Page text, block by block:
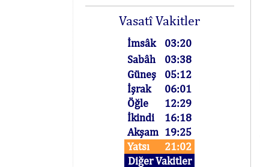
Vasatî Vakitler
İmsâk
03:20
Sabâh
03:38
Güneş
05:12
İşrak
06:01
Öğle
12:29
İkindi
16:18
Akşam 19:25
Yatsı
21:02
Diğer Vakitler